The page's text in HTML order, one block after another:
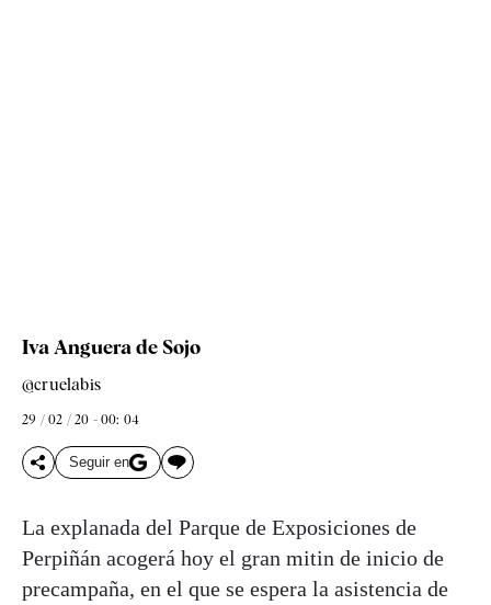
Iva Anguera de Sojo
@cruelabis
29 / 02 / 20 - 00: 04
Seguir en
La explanada del Parque de Exposiciones de
Perpiñán acogerá hoy el gran mitin de inicio de
precampaña, en el que se espera la asistencia de